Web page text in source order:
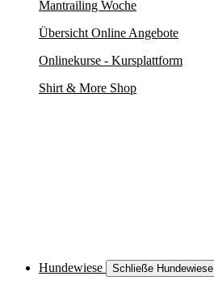
Mantrailing Woche
Übersicht Online Angebote
Onlinekurse - Kursplattform
Shirt & More Shop
Hundewiese Schließe Hundewiese